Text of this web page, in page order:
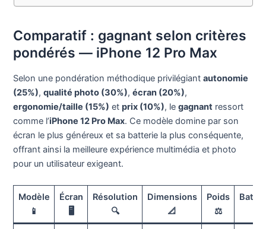
Comparatif : gagnant selon critères
pondérés — iPhone 12 Pro Max
Selon une pondération méthodique privilégiantautonomie
(25%),qualité photo (30%),écran (20%),
ergonomie/taille (15%) etprix (10%), legagnant ressort
comme l’iPhone 12 Pro Max. Ce modèle domine par son
écran le plus généreux et sa batterie la plus conséquente,
offrant ainsi la meilleure expérience multimédia et photo
pour un utilisateur exigeant.
Modèle
📱
Écran
🖥️
Résolution
🔍
Dimensions
📐
Poids
⚖️